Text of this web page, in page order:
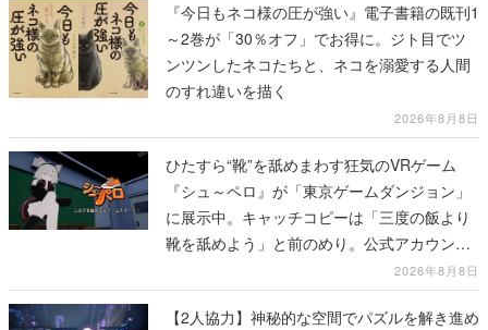
『今日もネコ様の圧が強い』電子書籍の既刊1
～2巻が「30％オフ」でお得に。ジト目でツ
ンツンしたネコたちと、ネコを溺愛する人間
のすれ違いを描く
2026年8月8日
ひたすら“靴”を舐めまわす狂気のVRゲーム
『シュ～ペロ』が「東京ゲームダンジョン」
に展示中。キャッチコピーは「三度の飯より
靴を舐めよう」と前のめり。公式アカウント
も開設され、2026年リリースに向けて開発中
2026年8月8日
【2人協力】神秘的な空間でパズルを解き進め